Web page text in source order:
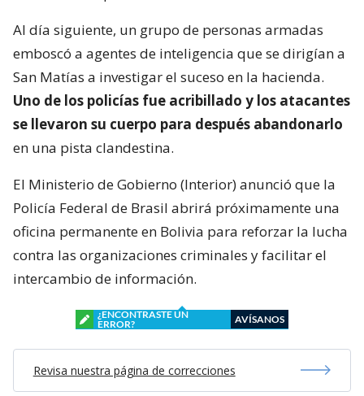
Al día siguiente, un grupo de personas armadas
emboscó a agentes de inteligencia que se dirigían a
San Matías a investigar el suceso en la hacienda.
Uno de los policías fue acribillado y los atacantes
se llevaron su cuerpo para después abandonarlo
en una pista clandestina.
El Ministerio de Gobierno (Interior) anunció que la
Policía Federal de Brasil abrirá próximamente una
oficina permanente en Bolivia para reforzar la lucha
contra las organizaciones criminales y facilitar el
intercambio de información.
¿ENCONTRASTE UN
ERROR?
AVÍSANOS
Revisa nuestra página de correcciones